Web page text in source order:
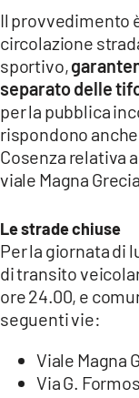
ILVIBONESE.IT
App
ANDROID
APPLE
Il provvedimento
circolazione
sportivo,
separato delle
per la pubblica
rispondono
Cosenza relativa
viale Magna Grecia.
Le strade chiuse
Per la giornata di
di transito
ore 24.00, e
seguenti vie:
Viale Magna
Via G.